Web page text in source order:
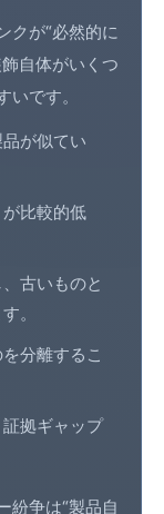
クが“必然的に
自体がいくつ
です。
が似てい
比較的低
古いものと
。
分離するこ
拠ギャップ
紛争は“製品自